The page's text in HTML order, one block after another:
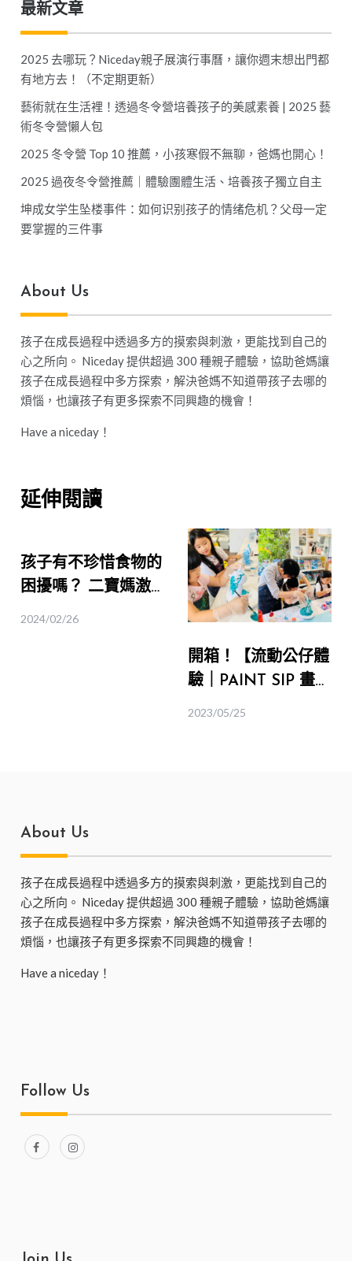
最新文章
2025 去哪玩？Niceday親子展演行事曆，讓你週末想出門都
有地方去！（不定期更新）
藝術就在生活裡！透過冬令營培養孩子的美感素養 | 2025 藝
術冬令營懶人包
2025 冬令營 Top 10 推薦，小孩寒假不無聊，爸媽也開心！
2025 過夜冬令營推薦｜體驗團體生活、培養孩子獨立自主
坤成女学生坠楼事件：如何识别孩子的情绪危机？父母一定
要掌握的三件事
About Us
孩子在成長過程中透過多方的摸索與刺激，更能找到自己的
心之所向。 Niceday 提供超過 300 種親子體驗，協助爸媽讓
孩子在成長過程中多方探索，解決爸媽不知道帶孩子去哪的
煩惱，也讓孩子有更多探索不同興趣的機會！
Have a niceday！
延伸閱讀
孩子有不珍惜食物的
困擾嗎？ 二寶媽激
推【都市裡的小小農
2024/02/26
開箱！【流動公仔體
驗｜PAINT SIP 畫
2023/05/25
About Us
孩子在成長過程中透過多方的摸索與刺激，更能找到自己的
心之所向。 Niceday 提供超過 300 種親子體驗，協助爸媽讓
孩子在成長過程中多方探索，解決爸媽不知道帶孩子去哪的
煩惱，也讓孩子有更多探索不同興趣的機會！
Have a niceday！
Follow Us